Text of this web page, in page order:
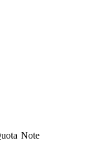
Note